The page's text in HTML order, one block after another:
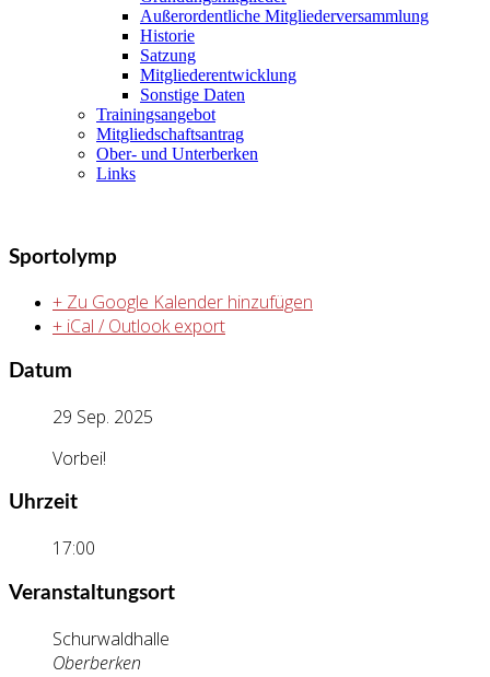
Außerordentliche Mitgliederversammlung
Historie
Satzung
Mitgliederentwicklung
Sonstige Daten
Trainingsangebot
Mitgliedschaftsantrag
Ober- und Unterberken
Links
Sportolymp
+ Zu Google Kalender hinzufügen
+ iCal / Outlook export
Datum
29 Sep. 2025
Vorbei!
Uhrzeit
17:00
Veranstaltungsort
Schurwaldhalle
Oberberken